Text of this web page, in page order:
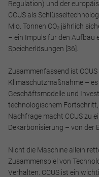
Regulation) und der
CCUS als
Mio. Tonnen CO₂ jährlich
– ein Impuls für den Aufbau
Speicherlösungen [36].
Zusammenfassend ist
Klimaschutzmaßnahme –
Geschäftsmodelle und
technologischem
Nachfrage macht CCUS zu
Dekarbonisierung – von der
Nicht die Maschine allein
Zusammenspiel von
Verhalten. CCUS ist ein